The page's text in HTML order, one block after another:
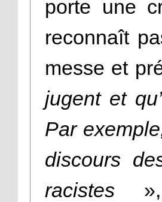
porte une
reconnaît
messe et
jugent et
Par
discours
racistes »,